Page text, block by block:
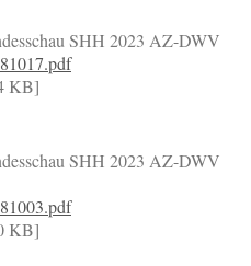
SHH 2023 AZ-DWV
KB]
SHH 2023 AZ-DWV
KB]